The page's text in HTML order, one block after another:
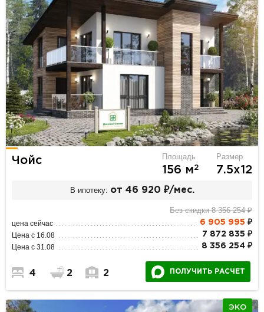
Чойс Площадь
156 м2
Размер
7.5х12
В ипотеку: от 46 920 ₽/мес.
Без скидки 8 356 254 ₽
цена сейчас 6 905 995 ₽
Цена с 16.08 7 872 835 ₽
Цена с 31.08 8 356 254 ₽
4 2 2 ПОЛУЧИТЬ РАСЧЕТ
ЭКО